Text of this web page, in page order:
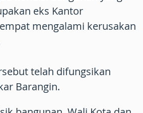
eks Kantor
mengalami kerusakan
telah difungsikan
Barangin.